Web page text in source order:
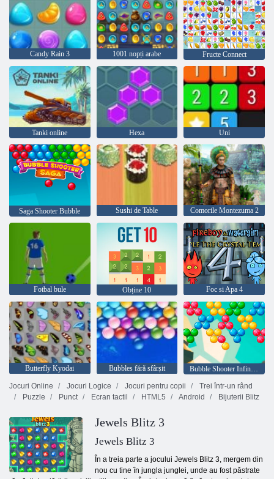
Candy Rain 3 1001 nopți arabe Fructe Connect
Tanki online Hexa Uni
Saga Shooter Bubble Sushi de Table Comorile Montezuma 2
Fotbal bule Obține 10 Foc si Apa 4
Butterfly Kyodai Bubbles fără sfârșit
Bubble Shooter Infinitului
Jocuri Online
Jocuri Logice Jocuri pentru copii
Trei într-un rând
Puzzle
Punct Ecran tactil HTML5 Android Bijuterii Blitz
Jewels Blitz 3
Jewels Blitz 3
În a treia parte a jocului Jewels Blitz 3, mergem din
nou cu tine în jungla junglei, unde au fost păstrate